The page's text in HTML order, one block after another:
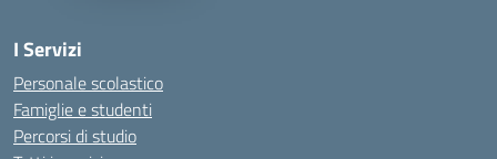
I Servizi
Personale scolastico
Famiglie e studenti
Percorsi di studio